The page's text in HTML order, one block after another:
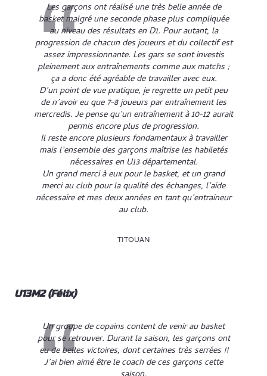
Les garçons ont réalisé une très belle année de
basket malgré une seconde phase plus compliquée
au niveau des résultats en D1. Pour autant, la
progression de chacun des joueurs et du collectif est
assez impressionnante. Les gars se sont investis
pleinement aux entraînements comme aux matchs ;
ça a donc été agréable de travailler avec eux.
D’un point de vue pratique, je regrette un petit peu
de n’avoir eu que 7-8 joueurs par entraînement les
mercredis. Je pense qu’un entraînement à 10-12 aurait
permis encore plus de progression.
Il reste encore plusieurs fondamentaux à travailler
mais l’ensemble des garçons maîtrise les habiletés
nécessaires en U13 départemental.
Un grand merci à eux pour le basket, et un grand
merci au club pour la qualité des échanges, l’aide
nécessaire et mes deux années en tant qu’entraineur
au club.
TITOUAN
U13M2 (Félix)
Un groupe de copains content de venir au basket
pour se retrouver. Durant la saison, les garçons ont
eu de belles victoires, dont certaines très serrées !!
J’ai bien aimé être le coach de ces garçons cette